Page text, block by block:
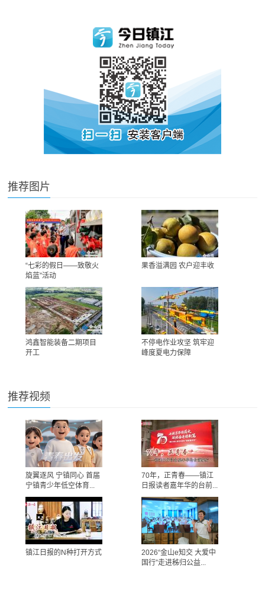
推荐图片
“七彩的假日——致敬火
焰蓝”活动
果香溢满园 农户迎丰收
鸿鑫智能装备二期项目
开工
不停电作业攻坚 筑牢迎
峰度夏电力保障
推荐视频
旋翼逐风 宁镇同心 首届
宁镇青少年低空体育...
70年，正青春——镇江
日报读者嘉年华的台前...
镇江日报的N种打开方式
2026“金山e知交 大爱中
国行”走进秭归公益...